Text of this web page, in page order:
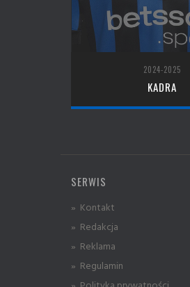
2024-2025
KADRA
SERWIS
» Kontakt
» Redakcja
» Reklama
» Regulamin